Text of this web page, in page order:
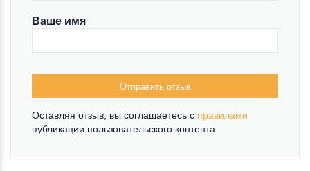
Ваше имя
Отправить отзыв
Оставляя отзыв, вы соглашаетесь c правилами
публикации пользовательского контента